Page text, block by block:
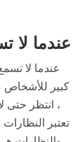
3. عندما
كبير
، انتظر حتى
تعتبر